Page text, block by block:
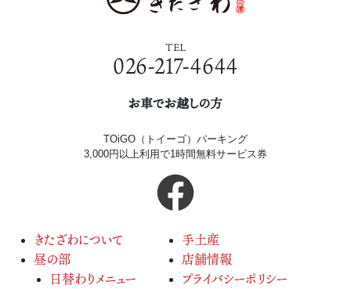
TEL
026-217-4644
お車でお越しの方
TOiGO（トイーゴ）パーキング
3,000円以上利用で1時間無料サービス券
きたざわについて
昼の部
日替わりメニュー
手土産
店舗情報
プライバシーポリシー